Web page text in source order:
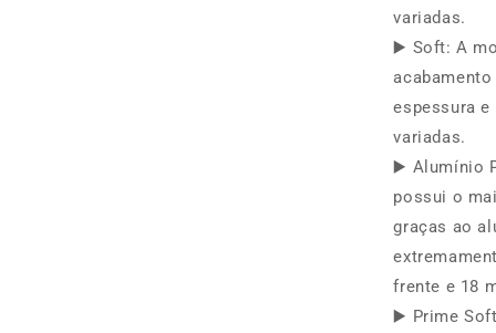
variadas.
▶️ Soft: A
espessura
variadas.
▶️ Alumínio
possui o
graças ao
frente e 18
▶️ Prime